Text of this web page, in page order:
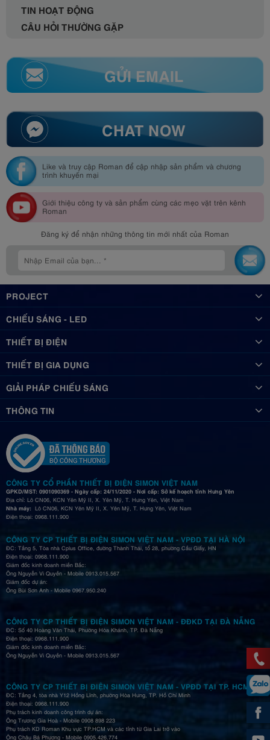
TIN HOẠT ĐỘNG
CÂU HỎI THƯỜNG GẶP
GỬI EMAIL
CHAT NOW
Like và truy cập Roman để cập nhập sản phẩm và chương
trình khuyến mại
Giới thiệu công ty và sản phẩm cùng các mẹo vặt trên kênh
Roman
Đăng ký để nhận những thông tin mới nhất của Roman
PROJECT
CHIẾU SÁNG - LED
THIẾT BỊ ĐIỆN
THIẾT BỊ GIA DỤNG
GIẢI PHÁP CHIẾU SÁNG
THÔNG TIN
CÔNG TY CỔ PHẦN THIẾT BỊ ĐIỆN SIMON VIỆT NAM
GPKD/MST: 0901090369 - Ngày cấp: 24/11/2020 - Nơi cấp: Sở kế hoạch tỉnh Hưng Yên
Địa chỉ: Lô CN06, KCN Yên Mỹ II, X. Yên Mỹ, T. Hưng Yên, Việt Nam
Nhà máy: Lô CN06, KCN Yên Mỹ II, X. Yên Mỹ, T. Hưng Yên, Việt Nam
Điện thoại: 0968.111.900
CÔNG TY CP THIẾT BỊ ĐIỆN SIMON VIỆT NAM - VPĐD TẠI HÀ NỘI
ĐC: Tầng 5, Tòa nhà Cplus Office, đường Thành Thái, tổ 28, phường Cầu Giấy, HN
Điện thoại: 0968.111.900
Giám đốc kinh doanh miền Bắc:
Ông Nguyễn Vi Quyền - Mobile 0913.015.567
Giám đốc dự án:
Ông Bùi Sơn Anh - Mobile 0967.950.240
CÔNG TY CP THIẾT BỊ ĐIỆN SIMON VIỆT NAM - ĐĐKD TẠI ĐÀ NẴNG
ĐC: Số 40 Hoàng Văn Thái, Phường Hòa Khánh, TP. Đà Nẵng
Điện thoại: 0968.111.900
Giám đốc kinh doanh miền Bắc:
Ông Nguyễn Vi Quyền - Mobile 0913.015.567
CÔNG TY CP THIẾT BỊ ĐIỆN SIMON VIỆT NAM - VPĐD TẠI TP. HCM
ĐC: Tầng 4, tòa nhà Y12 Hồng Lĩnh, phường Hòa Hưng, TP. Hồ Chí Minh
Điện thoại: 0968.111.900
Phụ trách kinh doanh công trình dự án:
Ông Trương Gia Hoà - Mobile 0908 898 223
Phụ trách KD Roman Khu vực TP.HCM và các tỉnh từ Gia Lai trở vào
Ông Châu Bá Phương - Mobile 0905.426.774